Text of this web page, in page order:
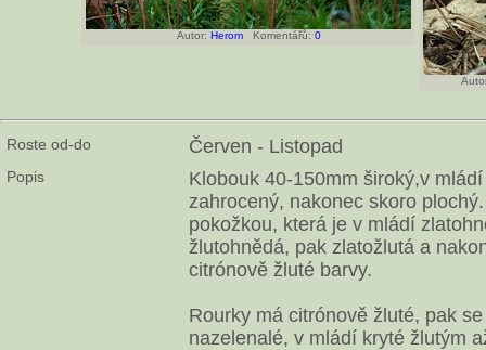
Autor: HeromKomentářů: 0
Roste od-do Červen - Listopad
Popis
Klobouk 40-150mm široký,v
zahrocený, nakonec skoro
pokožkou, která je v mládí
žlutohnědá, pak zlatožlutá a
citrónově žluté barvy.
Rourky má citrónově žluté, pak
nazelenalé, v mládí kryté žlutým